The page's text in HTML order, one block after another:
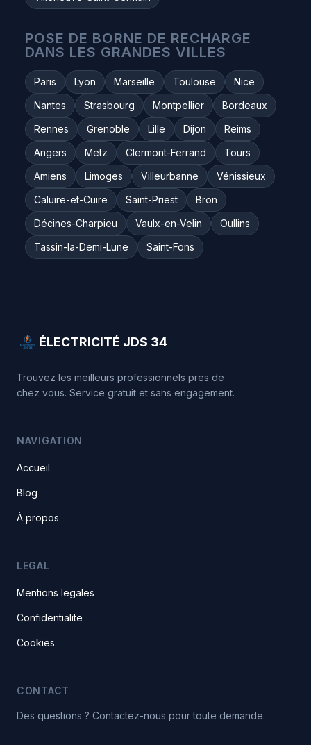
POSE DE BORNE DE RECHARGE
DANS LES GRANDES VILLES
Paris Lyon Marseille Toulouse
Nice
Nantes
Strasbourg Montpellier
Bordeaux
Rennes
Grenoble Lille Dijon
Reims
Angers
Metz Clermont-Ferrand
Tours
Amiens
Limoges Villeurbanne
Vénissieux
Caluire-et-Cuire
Saint-Priest
Bron
Décines-Charpieu
Vaulx-en-Velin
Oullins
Tassin-la-Demi-Lune
Saint-Fons
ÉLECTRICITÉ JDS 34
Trouvez les meilleurs professionnels pres de
chez vous. Service gratuit et sans engagement.
NAVIGATION
Accueil
Blog
À propos
LEGAL
Mentions legales
Confidentialite
Cookies
CONTACT
Des questions ? Contactez-nous pour toute demande.